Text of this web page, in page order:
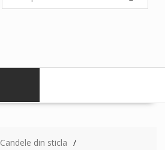
Candele din sticla